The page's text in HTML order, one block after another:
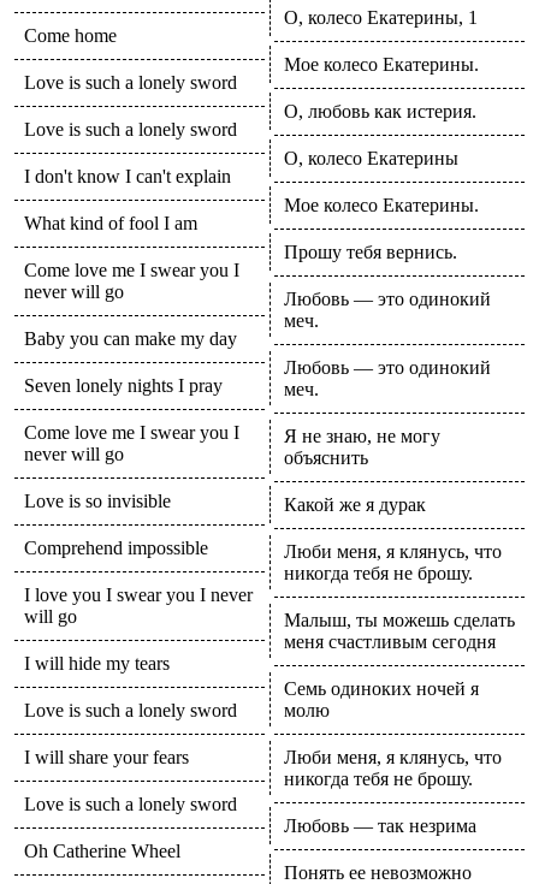
Come home
Love is such a lonely sword
Love is such a lonely sword
I don't know I can't explain
What kind of fool I am
Come love me I swear you I
never will go
Baby you can make my day
Seven lonely nights I pray
Come love me I swear you I
never will go
Love is so invisible
Comprehend impossible
I love you I swear you I never
will go
I will hide my tears
Love is such a lonely sword
I will share your fears
Love is such a lonely sword
Oh Catherine Wheel
О, колесо Екатерины, 1
Мое колесо Екатерины.
О, любовь как истерия.
О, колесо Екатерины
Мое колесо Екатерины.
Прошу тебя вернись.
Любовь — это одинокий
меч.
Любовь — это одинокий
меч.
Я не знаю, не могу
объяснить
Какой же я дурак
Люби меня, я клянусь, что
никогда тебя не брошу.
Малыш, ты можешь сделать
меня счастливым сегодня
Семь одиноких ночей я
молю
Люби меня, я клянусь, что
никогда тебя не брошу.
Любовь — так незрима
Понять ее невозможно